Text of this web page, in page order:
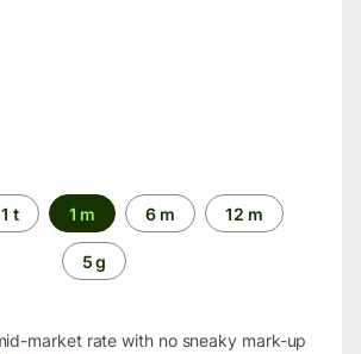
1 t 1 m 6 m 12 m
5 g
market rate with no sneaky mark-up